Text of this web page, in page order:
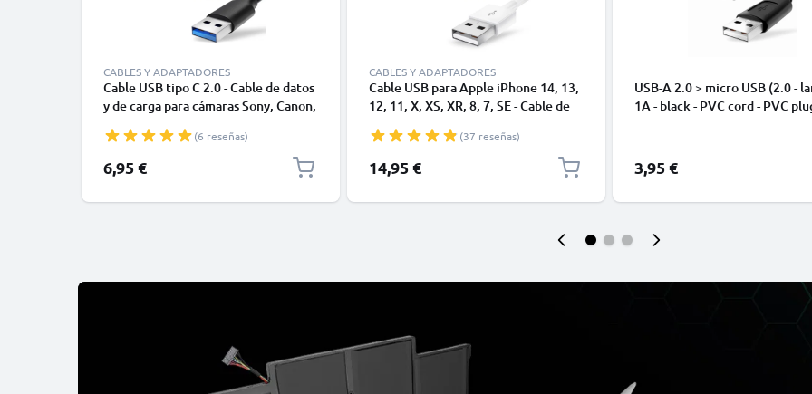
CABLES Y ADAPTADORES
Cable USB tipo C 2.0 - Cable de datos
y de carga para cámaras Sony, Canon,
Moto Z, Huawei, Xiaomi - 1,0m Cable
cargador USB tipo C
(6 reseñas)
6,95 €
CABLES Y ADAPTADORES
Cable USB para Apple iPhone 14, 13,
12, 11, X, XS, XR, 8, 7, SE - Cable de
1m
(37 reseñas)
14,95 €
USB-A 2.0 > micro USB (2.0 -
1A - black - PVC cord - PVC
3,95 €